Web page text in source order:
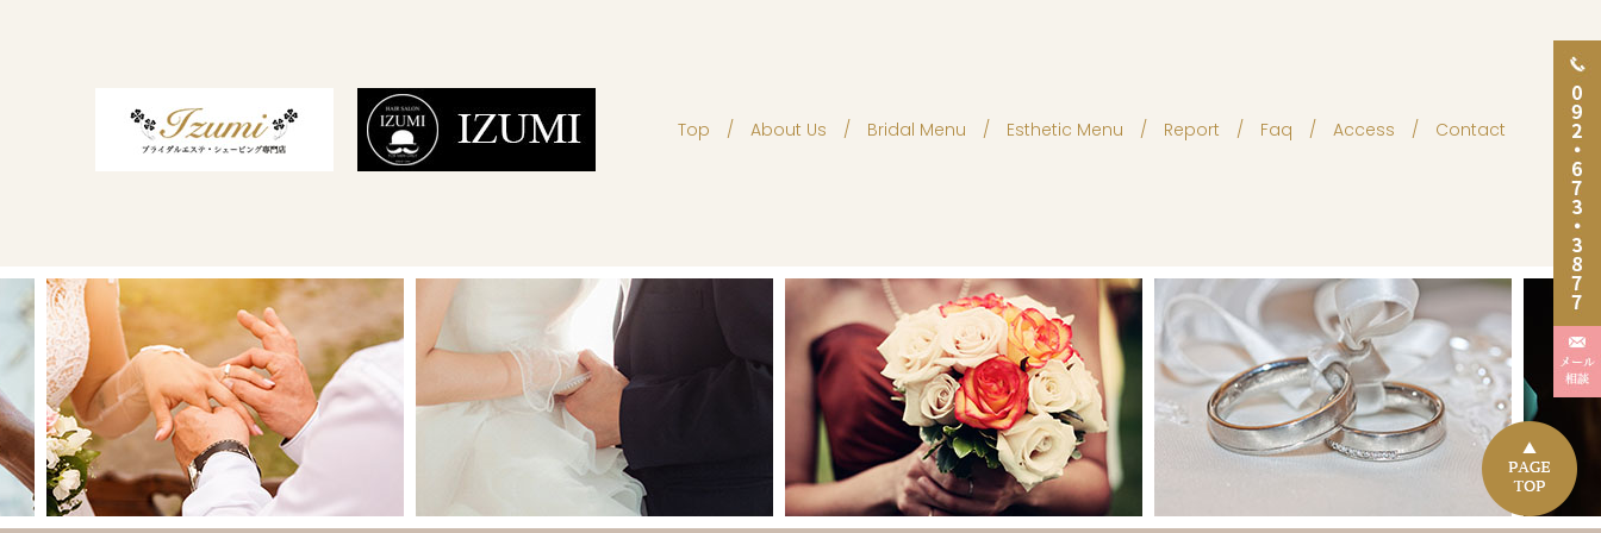
Top About Us Bridal Menu Esthetic Menu Report Faq Access Contact